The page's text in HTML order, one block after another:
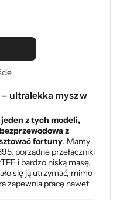
ultralekka mysz w
z tych modeli,
z
fortuny. Mamy
porządne przełączniki
i bardzo niską masę,
się ją utrzymać, mimo
zapewnia pracę nawet